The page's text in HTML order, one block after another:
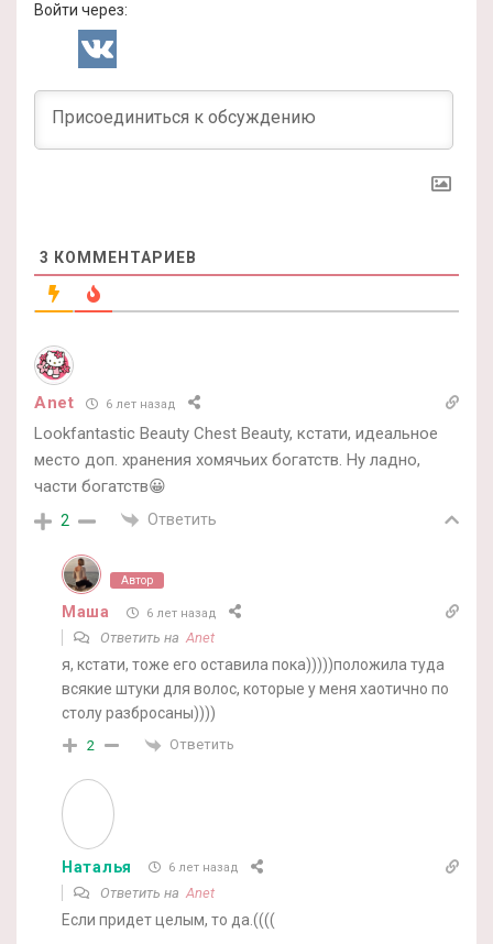
Войти через:
3 КОММЕНТАРИЕВ
Anet 6 лет назад
Lookfantastic Beauty Chest Beauty, кстати, идеальное
место доп. хранения хомячьих богатств. Ну ладно,
части богатств😀
2 Ответить
Автор
Маша 6 лет назад
Ответить наAnet
я, кстати, тоже его оставила пока)))))положила туда
всякие штуки для волос, которые у меня хаотично по
столу разбросаны))))
2 Ответить
Наталья 6 лет назад
Ответить на Anet
Если придет целым, то да.((((